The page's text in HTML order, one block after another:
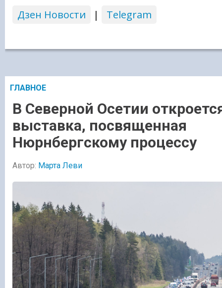
Дзен Новости
| Telegram
ГЛАВНОЕ
В Северной Осетии
выставка, посвященная
Нюрнбергскому процессу
Автор: Марта Леви